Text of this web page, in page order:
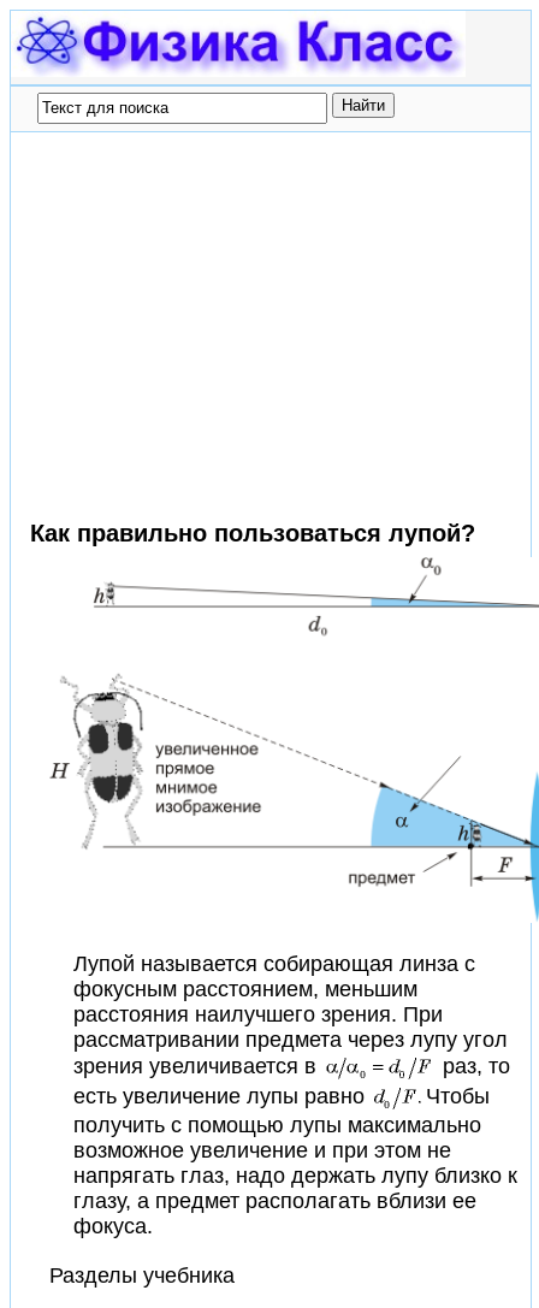
Как правильно пользоваться лупой?
Лупой называется собирающая линза с
фокусным расстоянием, меньшим
расстояния наилучшего зрения. При
рассматривании предмета через лупу угол
зрения увеличивается в
раз, то
есть увеличение лупы равно
Чтобы
получить с помощью лупы максимально
возможное увеличение и при этом не
напрягать глаз, надо держать лупу близко к
глазу, а предмет располагать вблизи ее
фокуса.
Разделы учебника